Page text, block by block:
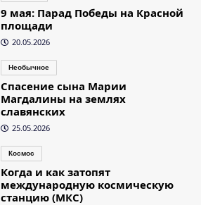
9 мая: Парад Победы на Красной
площади
20.05.2026
Необычное
Спасение сына Марии
Магдалины на землях
славянских
25.05.2026
Космос
Когда и как затопят
международную космическую
станцию (МКС)